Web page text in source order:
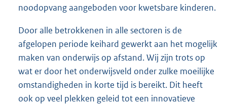
noodopvang aangeboden voor kwetsbare kinderen.
Door alle betrokkenen in alle sectoren is de
afgelopen periode keihard gewerkt aan het mogelijk
maken van onderwijs op afstand. Wij zijn trots op
wat er door het onderwijsveld onder zulke moeilijke
omstandigheden in korte tijd is bereikt. Dit heeft
ook op veel plekken geleid tot een innovatieve